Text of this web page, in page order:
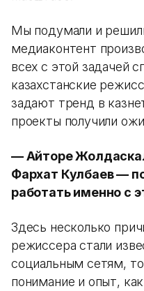
Мы подумали и
медиаконтент
всех с этой задачей
казахстанские
задают тренд в
проекты получили
— Айторе
Фархат Кулбаев —
работать именно с
Здесь несколько
режиссера стали
социальным сетям,
понимание и опыт,